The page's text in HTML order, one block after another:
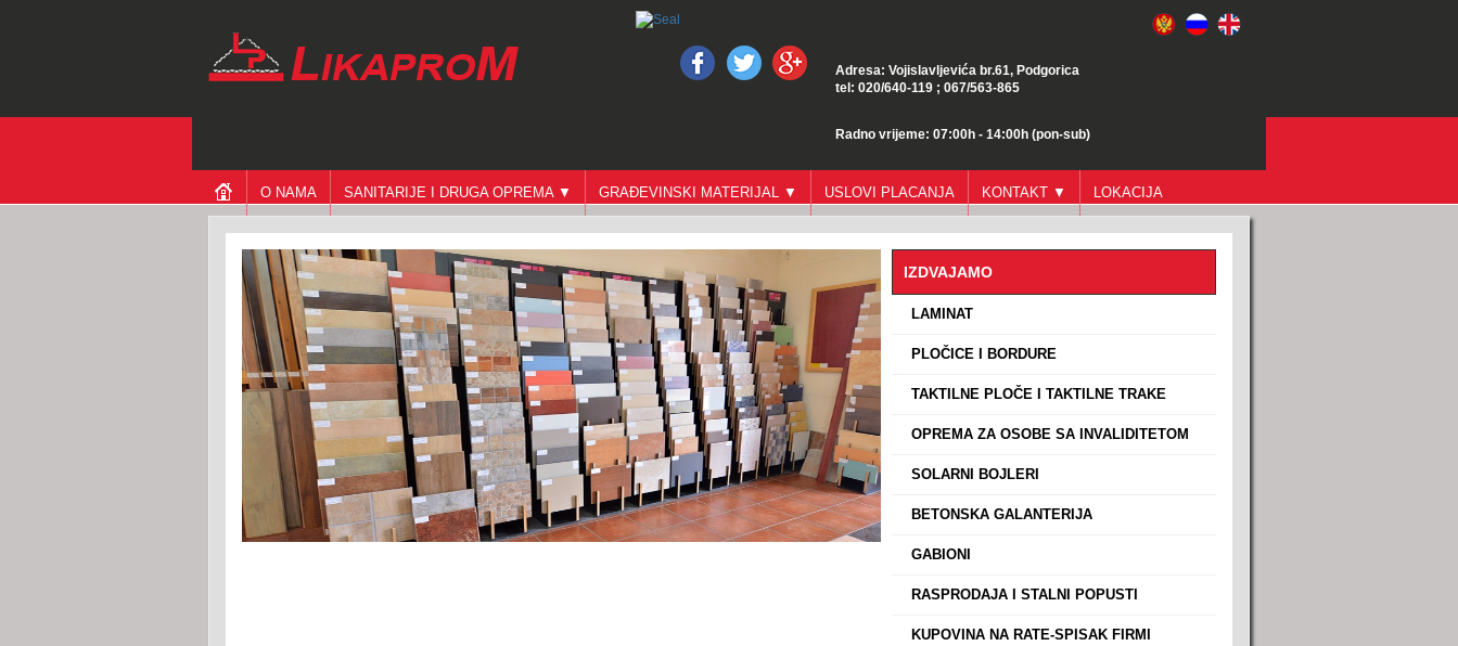
Adresa: Vojislavljevića br.61, Podgorica
tel: 020/640-119 ; 067/563-865
Radno vrijeme: 07:00h - 14:00h (pon-sub)
O NAMA SANITARIJE I DRUGA OPREMA ▼ GRAĐEVINSKI MATERIJAL ▼ USLOVI PLACANJA KONTAKT ▼ LOKACIJA
IZDVAJAMO
LAMINAT
PLOČICE I BORDURE
TAKTILNE PLOČE I TAKTILNE TRAKE
OPREMA ZA OSOBE SA INVALIDITETOM
SOLARNI BOJLERI
BETONSKA GALANTERIJA
GABIONI
RASPRODAJA I STALNI POPUSTI
KUPOVINA NA RATE-SPISAK FIRMI